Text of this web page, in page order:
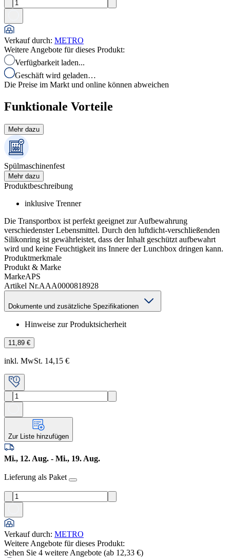
Verkauf durch: METRO
Weitere Angebote für dieses Produkt:
Verfügbarkeit laden...
Geschäft wird geladen…
Die Preise im Markt und online können abweichen
Funktionale Vorteile
Mehr dazu
Spülmaschinenfest
Mehr dazu
Produktbeschreibung
inklusive Trenner
Die Transportbox ist perfekt geeignet zur Aufbewahrung
verschiedenster Lebensmittel. Durch den luftdicht-verschließenden
Silikonring ist gewährleistet, dass der Inhalt geschützt aufbewahrt
wird und keine Feuchtigkeit ins Innere der Lunchbox dringen kann.
Produktmerkmale
Produkt & Marke
MarkeAPS
Artikel Nr.AAA0000818928
Dokumente und zusätzliche Spezifikationen
Hinweise zur Produktsicherheit
11,89 €
inkl. MwSt. 14,15 €
Zur Liste hinzufügen
Mi., 12. Aug. - Mi., 19. Aug.
Lieferung als Paket
Verkauf durch: METRO
Weitere Angebote für dieses Produkt:
Sehen Sie 4 weitere Angebote (ab 12,33 €)